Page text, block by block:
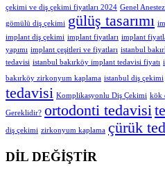
çekimi ve diş çekimi fiyatları 2024 Genel
gömülü diş çekimi gülüş tasarımı
implant diş çekimi implant fiyatları implant
yapımı implant çeşitleri ve fiyatları istanbul
tedavisi istanbul bakırköy implant tedavisi fiyatı
bakırköy zirkonyum kaplama istanbul diş çekimi
tedavisi Komplikasyonlu Diş Çekimi kök
Gereklidir? ortodonti tedavisi
diş çekimi zirkonyum kaplama çürük
DİL DEĞİŞTİR